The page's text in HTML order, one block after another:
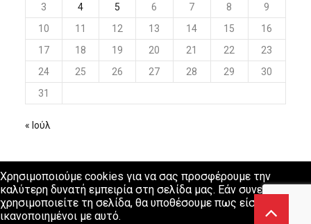
3
4 5 6 7 8
9
10
11 12 13 14 15
16
17
18 19 20 21 22
23
24
25 26 27 28 29
30
31
« Ιούλ
Χρησιμοποιούμε cookies για να σας προσφέρουμε την
καλύτερη δυνατή εμπειρία στη σελίδα μας. Εάν συνεχίσετε να
χρησιμοποιείτε τη σελίδα, θα υποθέσουμε πως είστε
ικανοποιημένοι με αυτό.